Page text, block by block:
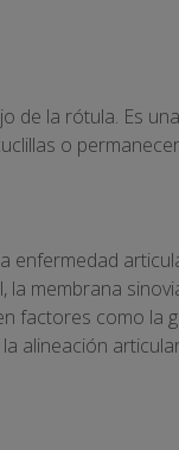
de la rótula. Es
o
enfermedad
membrana
factores como la
alineación